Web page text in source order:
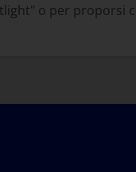
o per